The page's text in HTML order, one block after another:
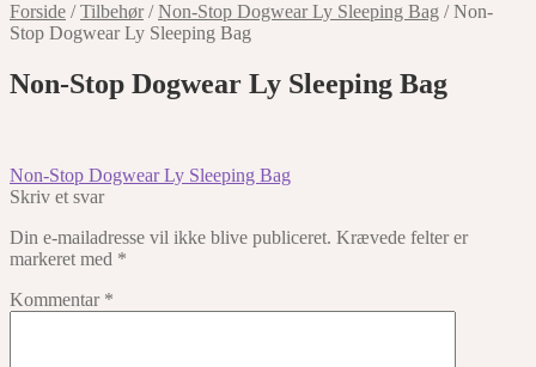
Forside /Tilbehør/Non-Stop Dogwear Ly Sleeping Bag /Non-
Stop Dogwear Ly Sleeping Bag
Non-Stop Dogwear Ly Sleeping Bag
Indlægsnavigation
Forrige
indlæg:
Non-Stop Dogwear Ly Sleeping Bag
Skriv et svar
Din e-mailadresse vil ikke blive publiceret. Krævede felter er
markeret med *
Kommentar *